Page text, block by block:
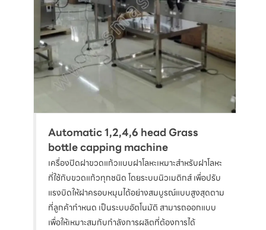
Automatic 1,2,4,6 head Grass
bottle capping machine
เครื่องปิดฝาขวดแก้วแบบฝาโลหะเหมาะสำหรับฝาโลหะ
ที่ใช้กับขวดแก้วทุกชนิด โดยระบบนิวเมติกส์ เพื่อปรับ
แรงบิดให้ฝาครอบหมุนได้อย่างสมบูรณ์แบบสูงสุดตาม
ที่ลูกค้ากำหนด เป็นระบบอัตโนมัติ สามารถออกแบบ
เพื่อให้เหมาะสมกับกำลังการผลิตที่ต้องการได้